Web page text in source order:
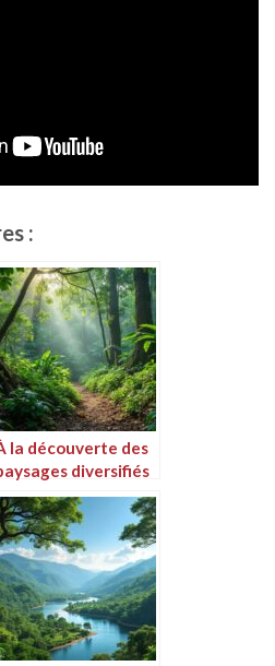
:
la découverte des
diversifiés
Congo